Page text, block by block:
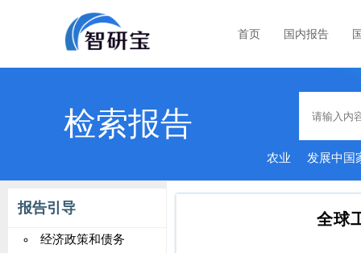
首页 国内报告
检索报告
农业 发展中国
报告引导
经济政策和债务
全球